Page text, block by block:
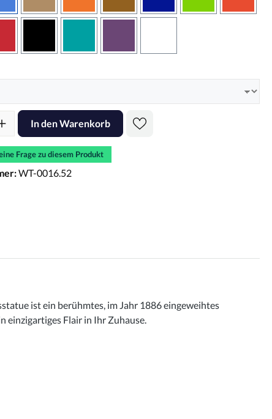
Gib den gewünschten Wert ein oder benutze die Schaltflächen
In den Warenkorb
Frage zu diesem Produkt
WT-0016.52
ist ein berühmtes, im Jahr 1886 eingeweihtes
einzigartiges Flair in Ihr Zuhause.